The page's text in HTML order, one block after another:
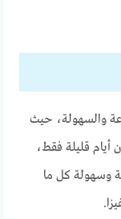
والسهولة، حيث
قليلة فقط،
وسهولة كل ما